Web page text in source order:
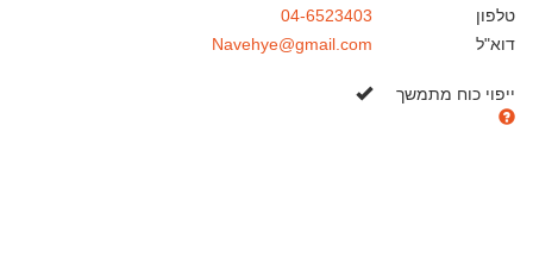
טלפון
04-6523403
דוא"ל
Navehye@gmail.com
ייפוי כוח מתמשך כן